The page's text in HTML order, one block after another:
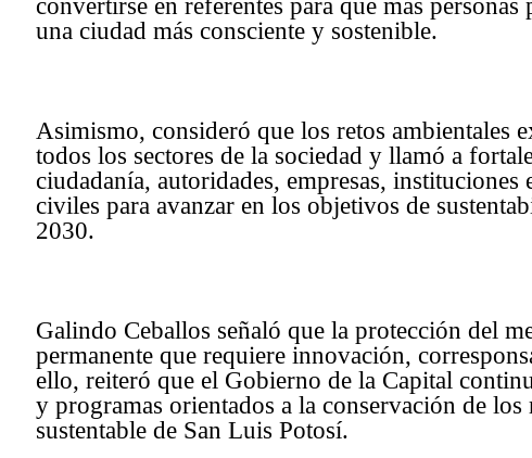
convertirse en referentes para que más
una ciudad más consciente y sostenible.
Asimismo, consideró que los retos ambientales
todos los sectores de la sociedad y llamó a
ciudadanía, autoridades, empresas, instituciones
civiles para avanzar en los objetivos de
2030.
Galindo Ceballos señaló que la protección del
permanente que requiere innovación,
ello, reiteró que el Gobierno de la Capital
y programas orientados a la conservación de
sustentable de San Luis Potosí.